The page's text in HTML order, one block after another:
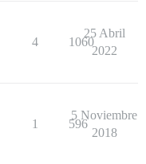
4 1060
25 Abril
2022
1 596
5 Noviembre
2018